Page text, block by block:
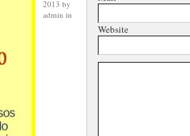
2013 by
admin in
Website